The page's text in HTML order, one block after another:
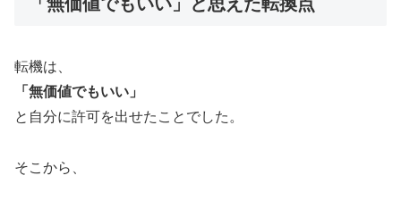
転機は、
「無価値でもいい」
と自分に許可を出せたことでした。
そこから、